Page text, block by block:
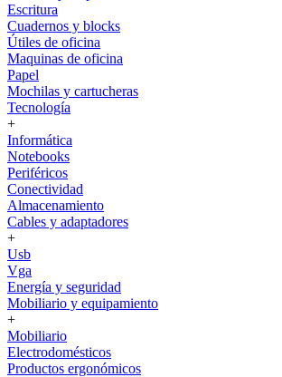
Escritura
Cuadernos y blocks
Útiles de oficina
Maquinas de oficina
Papel
Mochilas y cartucheras
Tecnología
+
Informática
Notebooks
Periféricos
Conectividad
Almacenamiento
Cables y adaptadores
+
Usb
Vga
Energía y seguridad
Mobiliario y equipamiento
+
Mobiliario
Electrodomésticos
Productos ergonómicos